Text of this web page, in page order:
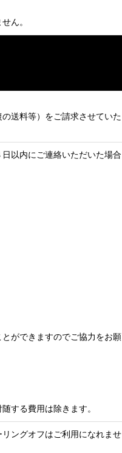
ん。
送料等）をご請求させていた
以内にご連絡いただいた場合
ができますのでご協力をお願
する費用は除きます。
ングオフはご利用になれませ